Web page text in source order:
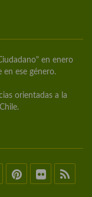
en enero
en ese género.
orientadas a la